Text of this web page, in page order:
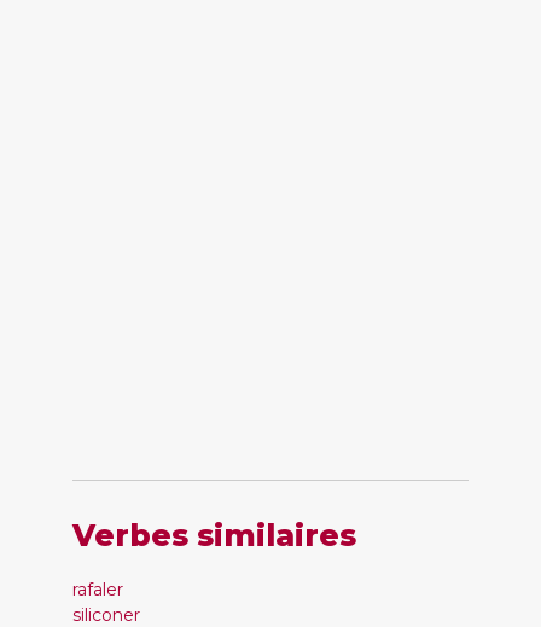
Verbes similaires
rafaler
siliconer